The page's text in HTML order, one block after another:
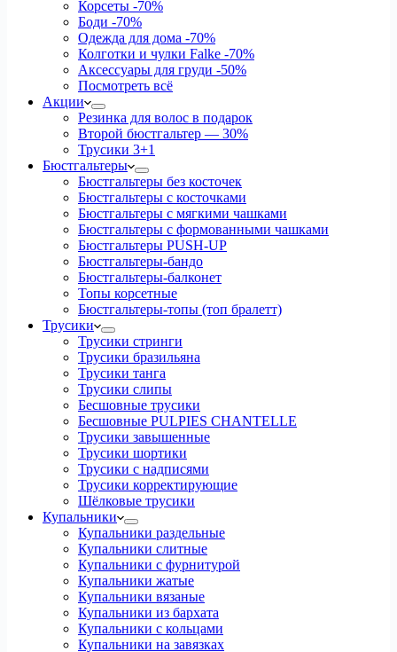
Корсеты -70%
Боди -70%
Одежда для дома -70%
Колготки и чулки Falke -70%
Аксессуары для груди -50%
Посмотреть всё
Акции
Резинка для волос в подарок
Второй бюстгальтер — 30%
Трусики 3+1
Бюстгальтеры
Бюстгальтеры без косточек
Бюстгальтеры с косточками
Бюстгальтеры с мягкими чашками
Бюстгальтеры с формованными чашками
Бюстгальтеры PUSH-UP
Бюстгальтеры-бандо
Бюстгальтеры-балконет
Топы корсетные
Бюстгальтеры-топы (топ бралетт)
Трусики
Трусики стринги
Трусики бразильяна
Трусики танга
Трусики слипы
Бесшовные трусики
Бесшовные PULPIES CHANTELLE
Трусики завышенные
Трусики шортики
Трусики с надписями
Трусики корректирующие
Шёлковые трусики
Купальники
Купальники раздельные
Купальники слитные
Купальники с фурнитурой
Купальники жатые
Купальники вязаные
Купальники из бархата
Купальники с кольцами
Купальники на завязках